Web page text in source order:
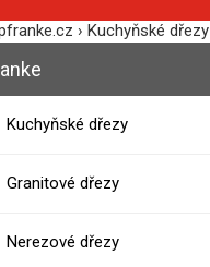
› Kuchyňské dřezy
Kuchyňské dřezy
Granitové dřezy
Nerezové dřezy